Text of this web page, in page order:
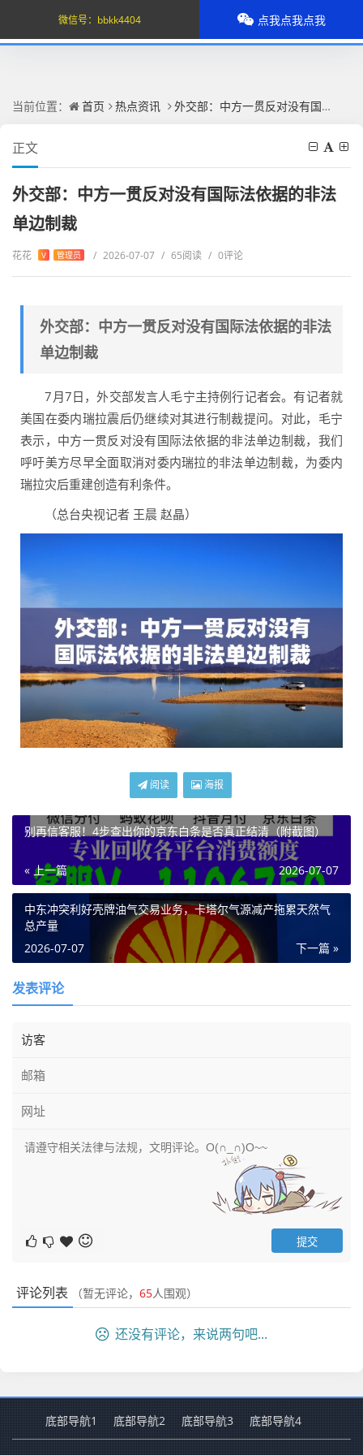
当前位置： 首页 热点资讯 外交部：中方一贯反对没有国际法依据的非法单边制裁
正文
外交部：中方一贯反对没有国际法依据的非法
单边制裁
花花 V 管理员 / 2026-07-07 / 65阅读 / 0评论
外交部：中方一贯反对没有国际法依据的非法
单边制裁
7月7日，外交部发言人毛宁主持例行记者会。有记者就
美国在委内瑞拉震后仍继续对其进行制裁提问。对此，毛宁
表示，中方一贯反对没有国际法依据的非法单边制裁，我们
呼吁美方尽早全面取消对委内瑞拉的非法单边制裁，为委内
瑞拉灾后重建创造有利条件。
（总台央视记者 王晨 赵晶）
阅读 海报
别再信客服！4步查出你的京东白条是否真正结清（附截图）
« 上一篇 2026-07-07
中东冲突利好壳牌油气交易业务，卡塔尔气源减产拖累天然气
总产量
下一篇 »
2026-07-07
发表评论
评论列表 （暂无评论， 65人围观）
还没有评论，来说两句吧...
底部导航1 底部导航2 底部导航3 底部导航4
微信号： bbkk4404 点我点我点我